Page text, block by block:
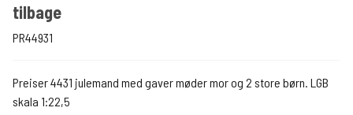
tilbage
PR44931
Preiser 4431 julemand med gaver møder mor og 2 store børn. LGB
skala 1:22,5